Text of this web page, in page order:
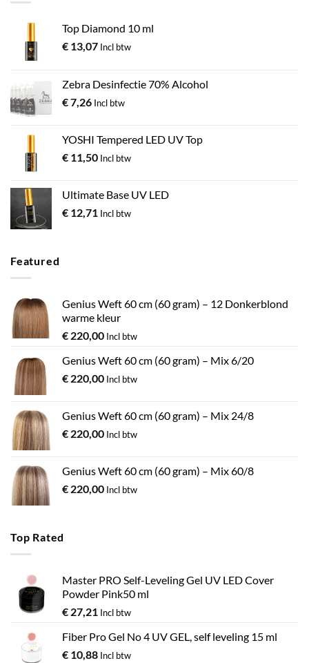
Top Diamond 10 ml
€ 13,07 Incl btw
Zebra Desinfectie 70% Alcohol
€7,26 Incl btw
YOSHI Tempered LED UV Top
€ 11,50 Incl btw
Ultimate Base UV LED
€ 12,71 Incl btw
Featured
Genius Weft 60 cm (60 gram) – 12 Donkerblond
warme kleur
€ 220,00 Incl btw
Genius Weft 60 cm (60 gram) – Mix 6/20
€ 220,00 Incl btw
Genius Weft 60 cm (60 gram) – Mix 24/8
€ 220,00 Incl btw
Genius Weft 60 cm (60 gram) – Mix 60/8
€ 220,00 Incl btw
Top Rated
Master PRO Self-Leveling Gel UV LED Cover
Powder Pink50 ml
€ 27,21 Incl btw
Fiber Pro Gel No 4 UV GEL, self leveling 15 ml
€ 10,88 Incl btw